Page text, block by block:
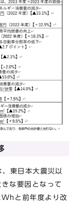
、東日本大震災以
な要因となって
と前年度より改